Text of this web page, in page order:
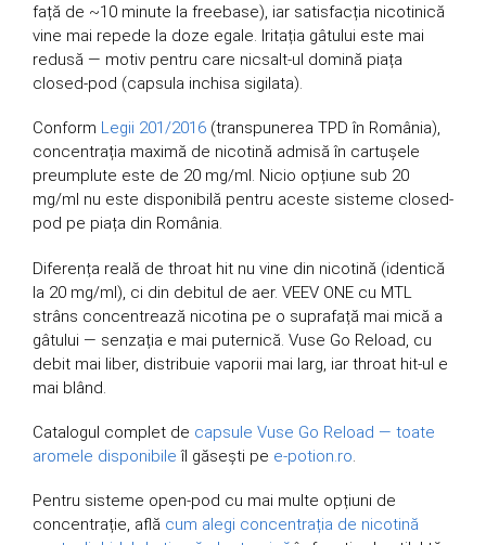
față de ~10 minute la freebase), iar satisfacția nicotinică
vine mai repede la doze egale. Iritația gâtului este mai
redusă — motiv pentru care nicsalt-ul domină piața
closed-pod (capsula inchisa sigilata).
Conform Legii 201/2016 (transpunerea TPD în România),
concentrația maximă de nicotină admisă în cartușele
preumplute este de 20 mg/ml. Nicio opțiune sub 20
mg/ml nu este disponibilă pentru aceste sisteme closed-
pod pe piața din România.
Diferența reală de throat hit nu vine din nicotină (identică
la 20 mg/ml), ci din debitul de aer. VEEV ONE cu MTL
strâns concentrează nicotina pe o suprafață mai mică a
gâtului — senzația e mai puternică. Vuse Go Reload, cu
debit mai liber, distribuie vaporii mai larg, iar throat hit-ul e
mai blând.
Catalogul complet de capsule Vuse Go Reload — toate
aromele disponibile îl găsești pe e-potion.ro.
Pentru sisteme open-pod cu mai multe opțiuni de
concentrație, află cum alegi concentrația de nicotină